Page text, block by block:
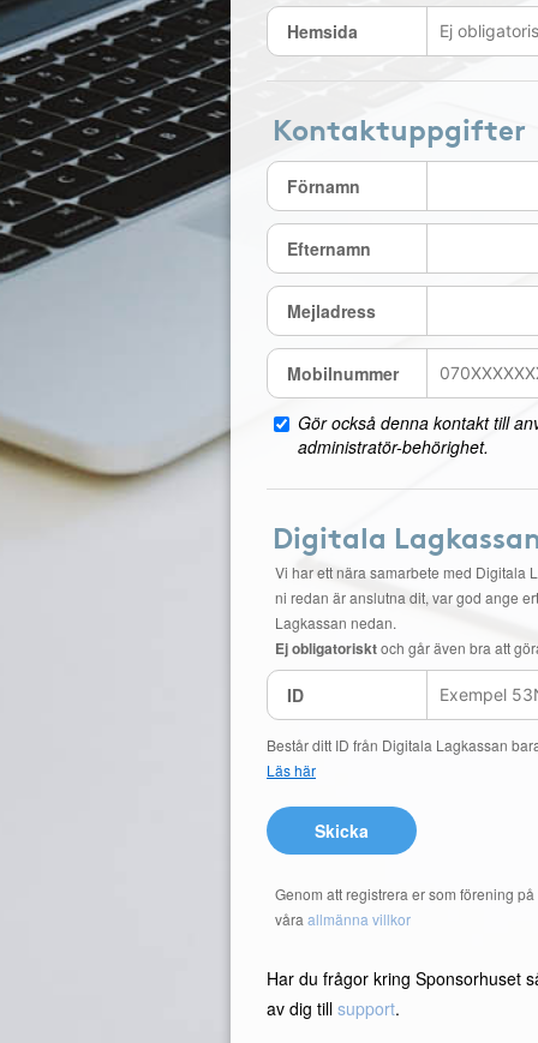
Hemsida
Kontaktuppgifter
Förnamn
Efternamn
Mejladress
Mobilnummer
Gör också denna kontakt till
administratör-behörighet.
Digitala
Vi har ett nära samarbete med Digitala
ni redan är anslutna dit, var god ange
Lagkassan nedan.
Ej obligatorisktoch går även bra att
ID
Består ditt ID från Digitala Lagkassan
Läs här
Skicka
Genom att registrera er som förening
våra allmänna villkor
Har du frågor kring Sponsorhuset
av dig till support.